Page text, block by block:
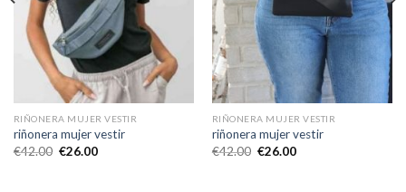
RIÑONERA MUJER VESTIR
riñonera mujer vestir
€42.00 €26.00
RIÑONERA MUJER VESTIR
riñonera mujer vestir
€42.00 €26.00